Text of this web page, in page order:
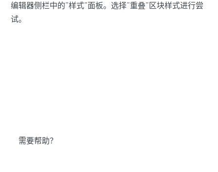
编辑器侧栏中的“样式”面板。选择“重叠”区块样式进行尝
试。
需要帮助？